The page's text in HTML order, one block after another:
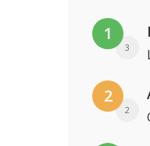
1
3
2
2